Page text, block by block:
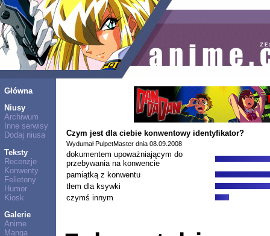
Główna
Niusy
Archiwum
Inne serwisy
Dodaj niusa
Teksty
Recenzje
Konwenty
Felietony
Humor
Kiosk
Galerie
Anime
Manga
Czym jest dla ciebie konwentowy identyfikator?
Wydumał PulpetMaster dnia 08.09.2008
dokumentem upoważniającym do
przebywania na konwencie
pamiątką z konwentu
tłem dla ksywki
czymś innym